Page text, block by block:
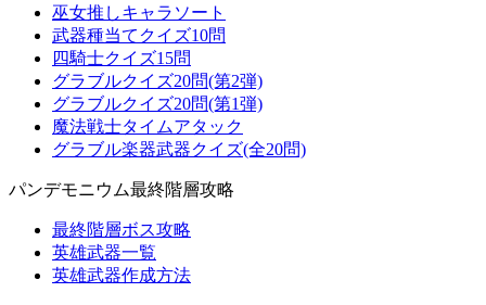
巫女推しキャラソート
武器種当てクイズ10問
四騎士クイズ15問
グラブルクイズ20問(第2弾)
グラブルクイズ20問(第1弾)
魔法戦士タイムアタック
グラブル楽器武器クイズ(全20問)
パンデモニウム最終階層攻略
最終階層ボス攻略
英雄武器一覧
英雄武器作成方法